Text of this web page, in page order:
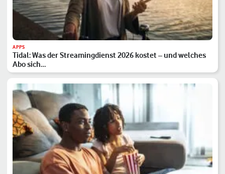
APPS
Tidal: Was der Streamingdienst 2026 kostet – und welches
Abo sich…